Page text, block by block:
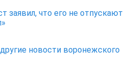
заявил, что его не отпускают
новости воронежского